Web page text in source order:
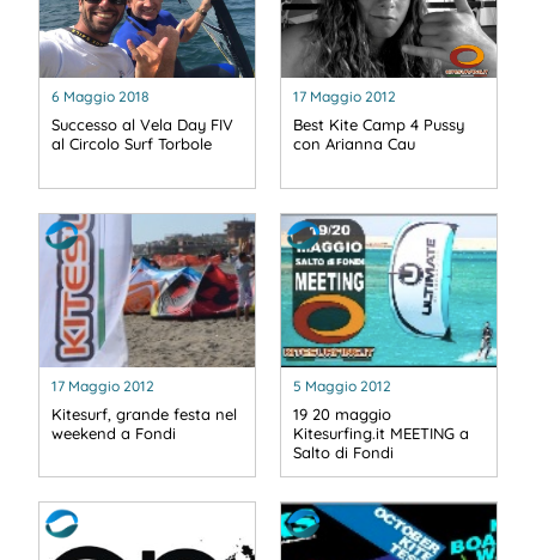
6 Maggio 2018
Successo al Vela Day FIV
al Circolo Surf Torbole
17 Maggio 2012
Best Kite Camp 4 Pussy
con Arianna Cau
17 Maggio 2012
Kitesurf, grande festa nel
weekend a Fondi
5 Maggio 2012
19 20 maggio
Kitesurfing.it MEETING a
Salto di Fondi